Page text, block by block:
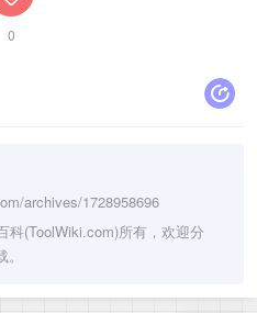
0
archives/1728958696
科(ToolWiki.com)所有，欢迎分